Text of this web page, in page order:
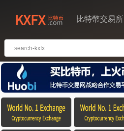
比特幣交易所